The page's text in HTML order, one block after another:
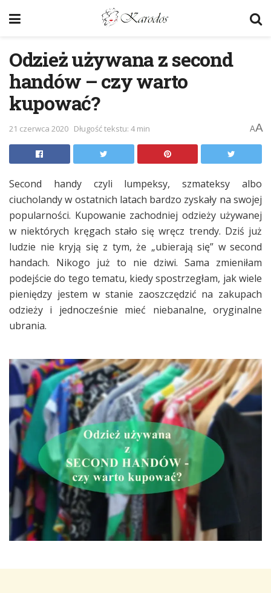
Odzież używana z second
handów – czy warto
kupować?
21 czerwca 2020 Długość tekstu: 4 min AA
Second handy czyli lumpeksy, szmateksy albo
ciucholandy w ostatnich latach bardzo zyskały na swojej
popularności. Kupowanie zachodniej odzieży używanej
w niektórych kręgach stało się wręcz trendy. Dziś już
ludzie nie kryją się z tym, że „ubierają się” w second
handach. Nikogo już to nie dziwi. Sama zmieniłam
podejście do tego tematu, kiedy spostrzegłam, jak wiele
pieniędzy jestem w stanie zaoszczędzić na zakupach
odzieży i jednocześnie mieć niebanalne, oryginalne
ubrania.